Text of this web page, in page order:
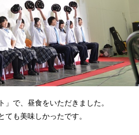
で、昼食をいただきました。
も美味しかったです。